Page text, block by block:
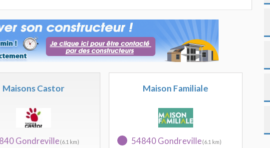
Maisons Castor
Gondreville(6.1 km)
Maison Familiale
54840 Gondreville(6.1 km)